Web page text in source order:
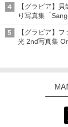
【グラビア】
り写真集「
【グラビア】
光 2nd写真集